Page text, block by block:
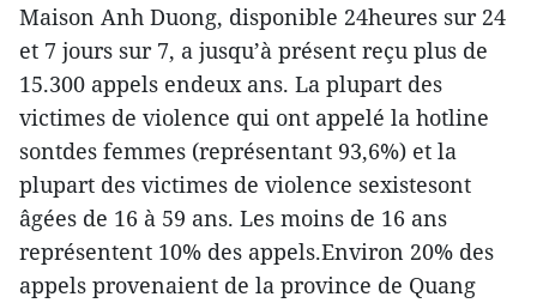
Maison Anh Duong, disponible 24heures sur 24
et 7 jours sur 7, a jusqu’à présent reçu plus de
15.300 appels endeux ans. La plupart des
victimes de violence qui ont appelé la hotline
sontdes femmes (représentant 93,6%) et la
plupart des victimes de violence sexistesont
âgées de 16 à 59 ans. Les moins de 16 ans
représentent 10% des appels.Environ 20% des
appels provenaient de la province de Quang